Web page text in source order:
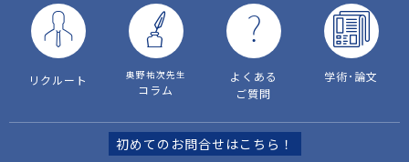
リクルート 奥野祐次先生
コラム
よくある
ご質問
学術･論文
初めてのお問合せはこちら！